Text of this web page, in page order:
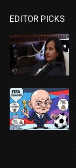
EDITOR PICKS